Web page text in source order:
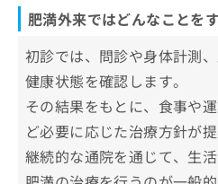
グッドライフクリニッ
札幌中央クリニック
円山公園内科
【肥満外来の基礎知識
しよう！
肥満外来ではどんなことを
初診では、問診や身体計測
健康状態を確認します。
その結果をもとに、食事や
ど必要に応じた治療方針が提
継続的な通院を通じて、生
修
正
は
こ
ち
ら
そ
の
他
し
込
み
は
こ
ち
ら